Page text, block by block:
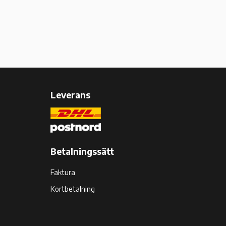
Leverans
Betalningssätt
Faktura
Kortbetalning